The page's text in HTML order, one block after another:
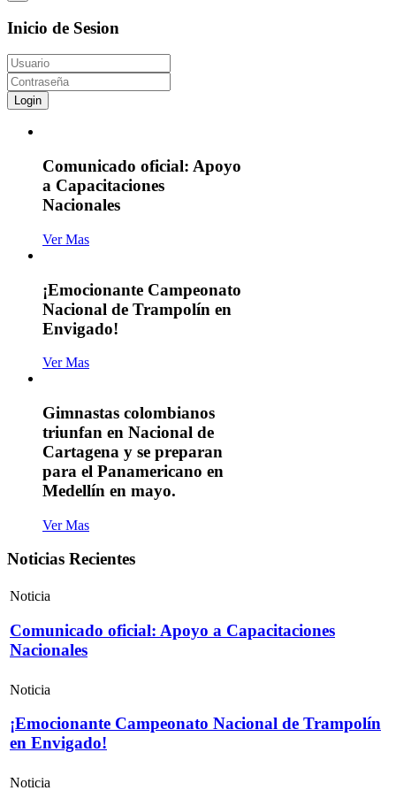
Inicio de Sesion
Login
Comunicado oficial: Apoyo
a Capacitaciones
Nacionales
Ver Mas
¡Emocionante Campeonato
Nacional de Trampolín en
Envigado!
Ver Mas
Gimnastas colombianos
triunfan en Nacional de
Cartagena y se preparan
para el Panamericano en
Medellín en mayo.
Ver Mas
Noticias Recientes
Noticia
Comunicado oficial: Apoyo a Capacitaciones
Nacionales
Noticia
¡Emocionante Campeonato Nacional de Trampolín
en Envigado!
Noticia